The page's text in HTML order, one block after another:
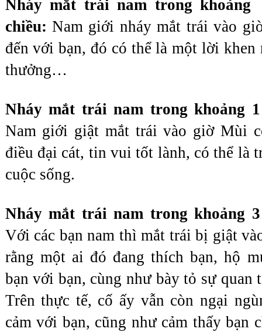
Nháy mắt trái nam trong khoảng
chiều: Nam giới nháy mắt trái vào
đến với bạn, đó có thể là một lời khen
thưởng…
Nam giới giật mắt trái vào giờ Mùi
điều đại cát, tin vui tốt lành, có thể là
cuộc sống.
Nháy mắt trái nam trong khoảng
Với các bạn nam thì mắt trái bị giật
rằng một ai đó đang thích bạn, hộ
bạn với bạn, cùng như bày tỏ sự quan
Trên thực tế, cố ấy vẫn còn ngại
cảm với bạn, cũng như cảm thấy bạn